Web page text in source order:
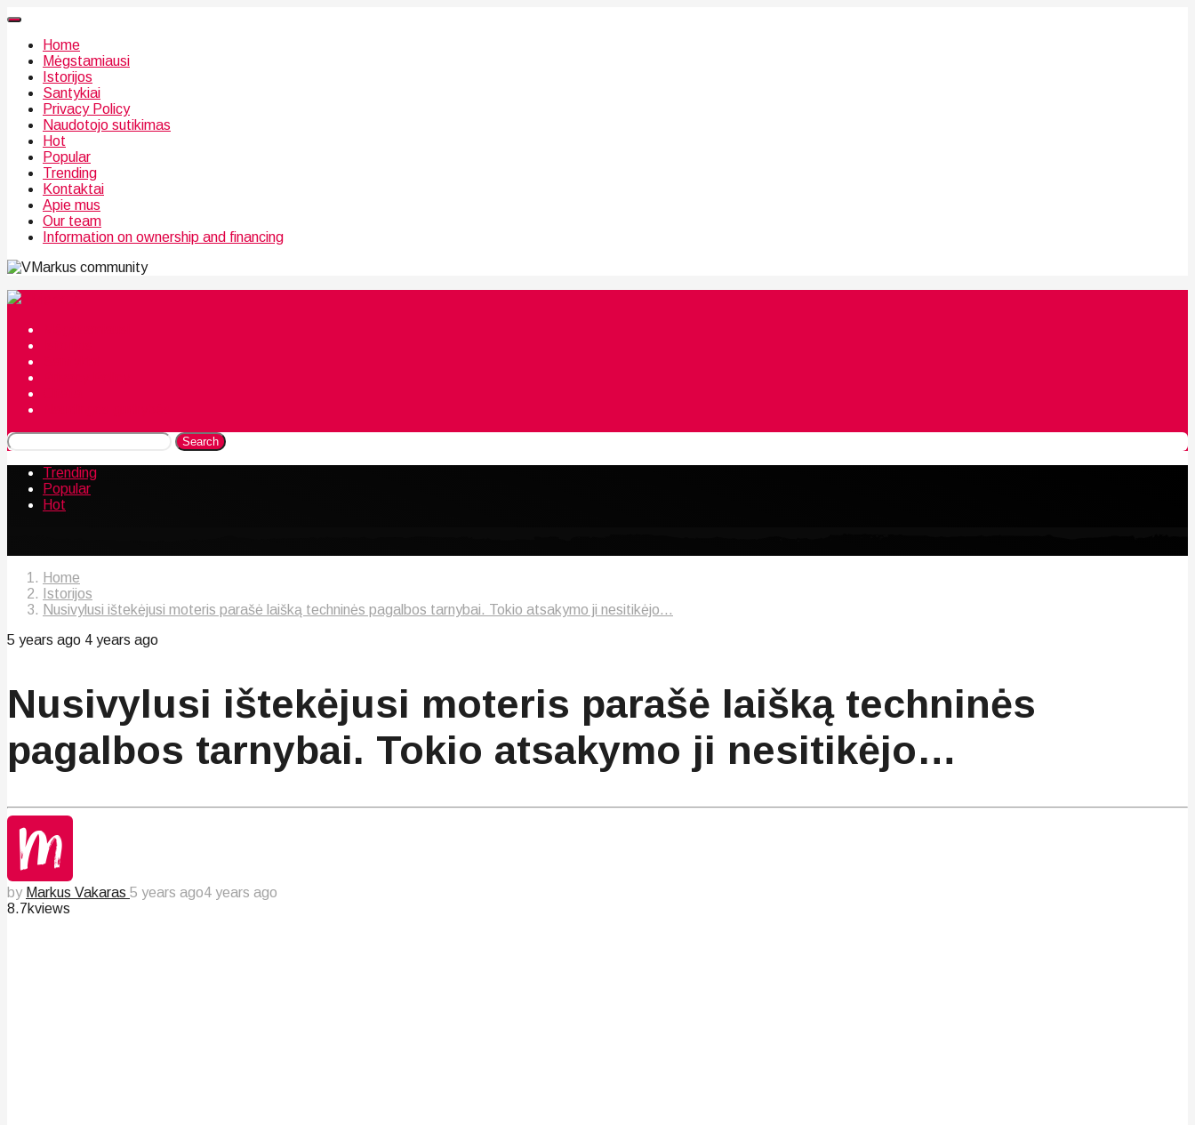
Home
Mėgstamiausi
Istorijos
Santykiai
Privacy Policy
Naudotojo sutikimas
Hot
Popular
Trending
Kontaktai
Apie mus
Our team
Information on ownership and financing
community
Search
Trending
Popular
Hot
Home
Istorijos
Nusivylusi ištekėjusi moteris parašė laišką techninės pagalbos tarnybai. Tokio atsakymo ji nesitikėjo…
5 years ago 4 years ago
Nusivylusi ištekėjusi moteris parašė laišką techninės
pagalbos tarnybai. Tokio atsakymo ji nesitikėjo…
by Markus Vakaras 5 years ago4 years ago
8.7kviews